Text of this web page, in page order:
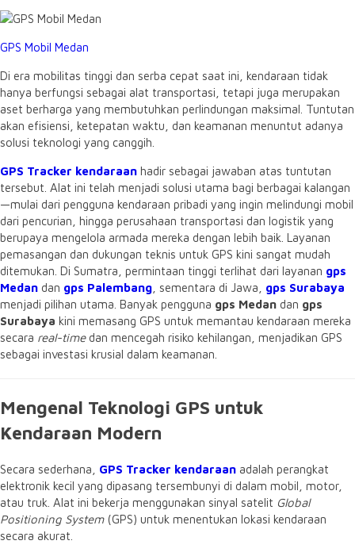
GPS Mobil Medan
Di era mobilitas tinggi dan serba cepat saat ini, kendaraan tidak
hanya berfungsi sebagai alat transportasi,
tetapi juga merupakan
aset berharga yang membutuhkan perlindungan maksimal. Tuntutan
akan efisiensi, ketepatan waktu,
dan keamanan menuntut adanya
solusi teknologi yang canggih.
GPS Tracker kendaraan hadir sebagai jawaban atas tuntutan
tersebut. Alat ini telah menjadi solusi utama bagi berbagai kalangan
—mulai dari pengguna kendaraan pribadi yang ingin melindungi mobil
dari pencurian, hingga perusahaan transportasi dan logistik yang
berupaya mengelola armada mereka dengan lebih baik. Layanan
pemasangan dan dukungan teknis untuk GPS kini sangat mudah
ditemukan. Di Sumatra, permintaan tinggi terlihat dari layanan gps
Medan dan gps Palembang sementara di Jawa,
gps Surabaya
menjadi pilihan utama. Banyak pengguna gps Medan dan gps
Surabaya kini memasang GPS untuk memantau kendaraan mereka
secara real-timedan mencegah risiko kehilangan, menjadikan GPS
sebagai investasi krusial dalam keamanan.
Mengenal Teknologi GPS untuk
Kendaraan Modern
Secara sederhana, GPS Tracker kendaraan adalah perangkat
elektronik kecil yang dipasang tersembunyi di dalam mobil, motor,
atau truk. Alat ini bekerja menggunakan sinyal satelit Global
Positioning System(GPS) untuk menentukan lokasi kendaraan
secara akurat.